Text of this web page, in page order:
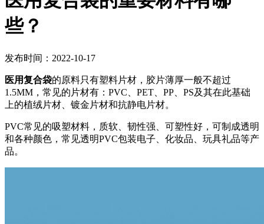
些？
发布时间：2022-10-17
医用复合袋的原料只有塑料片材，胶片薄厚一般不超过
1.5MM，常见的片材有：PVC、PET、PP、PS及其在此基础
上的植绒片材、镀金片材和抗静电片材。
PVC常见的吸塑材料，质软、韧性强、可塑性好，可制成透明
和各种颜色，常见透明PVC包装电子、化妆品、玩具礼品等产
品。